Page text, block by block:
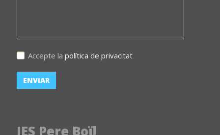
Accepte la política de privacitat
IES Pere Boïl